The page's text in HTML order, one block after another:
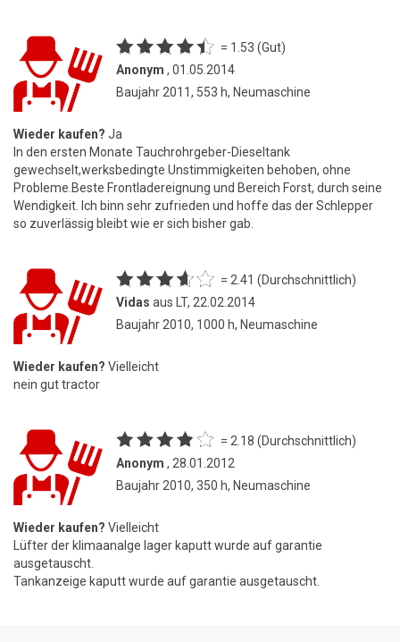
= 1.53 (Gut)
Anonym , 01.05.2014
Baujahr 2011, 553 h, Neumaschine
Wieder kaufen? Ja
In den ersten Monate Tauchrohrgeber-Dieseltank
gewechselt,werksbedingte Unstimmigkeiten behoben, ohne
Probleme.Beste Frontladereignung und Bereich Forst, durch seine
Wendigkeit. Ich binn sehr zufrieden und hoffe das der Schlepper
so zuverlässig bleibt wie er sich bisher gab.
= 2.41 (Durchschnittlich)
Vidas aus LT, 22.02.2014
Baujahr 2010, 1000 h, Neumaschine
Wieder kaufen? Vielleicht
nein gut tractor
= 2.18 (Durchschnittlich)
Anonym , 28.01.2012
Baujahr 2010, 350 h, Neumaschine
Wieder kaufen? Vielleicht
Lüfter der klimaanalge lager kaputt wurde auf garantie
ausgetauscht.
Tankanzeige kaputt wurde auf garantie ausgetauscht.